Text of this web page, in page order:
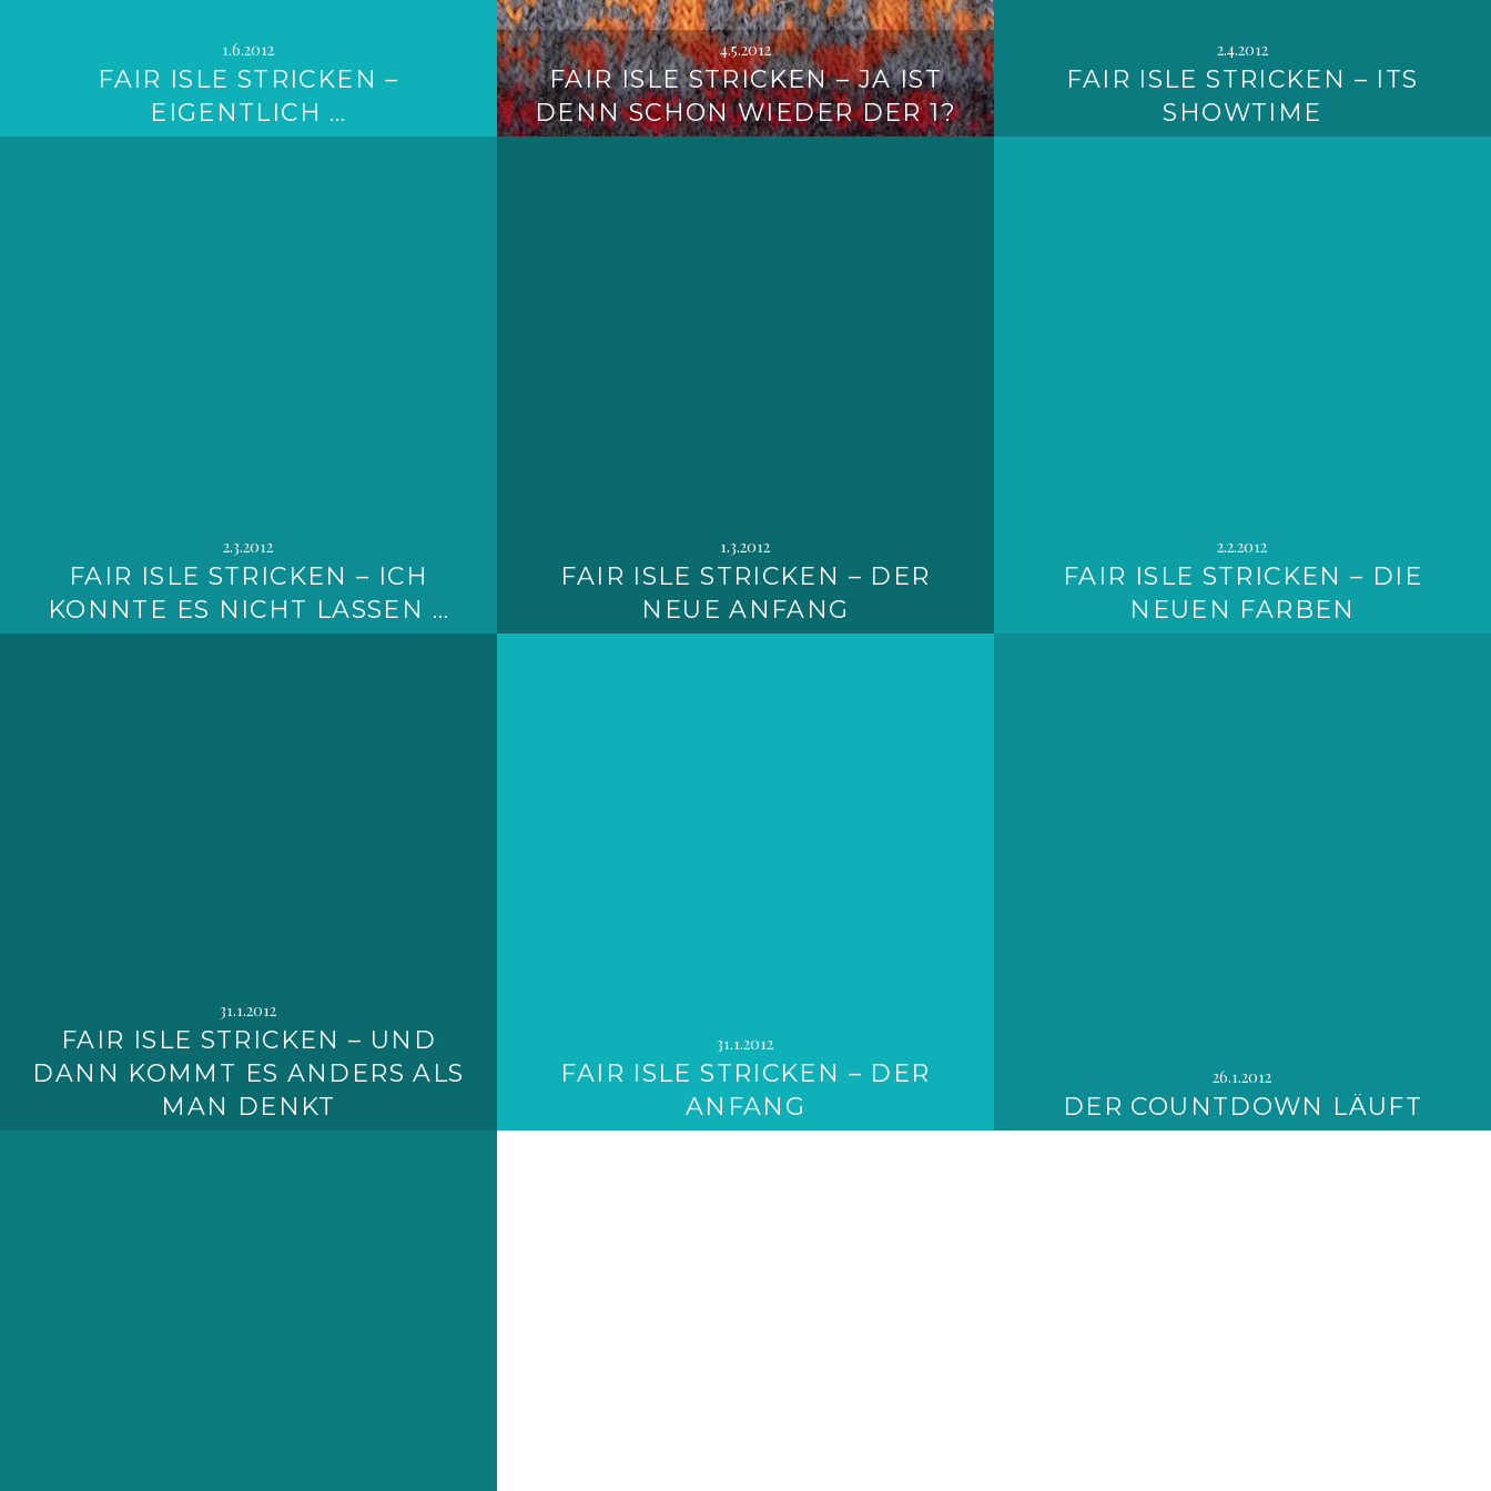
1.6.2012
FAIR ISLE STRICKEN –
EIGENTLICH …
4.5.2012
FAIR ISLE STRICKEN – JA IST
DENN SCHON WIEDER DER 1?
2.4.2012
FAIR ISLE STRICKEN – ITS
SHOWTIME
2.3.2012
FAIR ISLE STRICKEN – ICH
KONNTE ES NICHT LASSEN …
1.3.2012
FAIR ISLE STRICKEN – DER
NEUE ANFANG
2.2.2012
FAIR ISLE STRICKEN – DIE
NEUEN FARBEN
31.1.2012
FAIR ISLE STRICKEN – UND
DANN KOMMT ES ANDERS ALS
MAN DENKT
31.1.2012
FAIR ISLE STRICKEN – DER
ANFANG
26.1.2012
DER COUNTDOWN LÄUFT